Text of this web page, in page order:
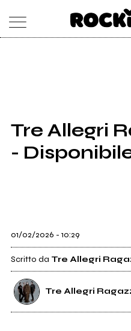
SHOP
RADIO
Tre Allegri
-
01/02/2026 - 10:29
Scritto da Tre Allegri
Tre Allegri